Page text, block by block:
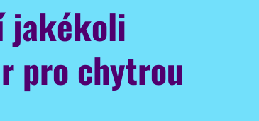
jakékoli
pro chytrou